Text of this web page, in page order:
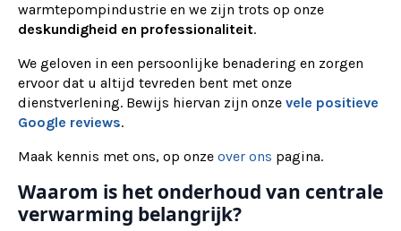
warmtepompindustrie en we zijn trots op onze
deskundigheid en professionaliteit.
We geloven in een persoonlijke benadering en zorgen
ervoor dat u altijd tevreden bent met onze
dienstverlening. Bewijs hiervan zijn onze vele positieve
Google reviews.
Maak kennis met ons, op onze over ons pagina.
Waarom is het onderhoud van centrale
verwarming belangrijk?